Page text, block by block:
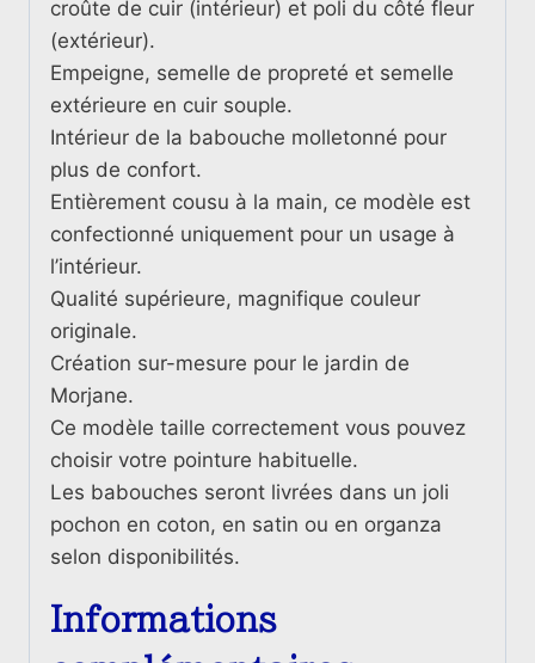
croûte de cuir (intérieur) et poli du côté fleur
(extérieur).
Empeigne, semelle de propreté et semelle
extérieure en cuir souple.
Intérieur de la babouche molletonné pour
plus de confort.
Entièrement cousu à la main, ce modèle est
confectionné uniquement pour un usage à
l’intérieur.
Qualité supérieure, magnifique couleur
originale.
Création sur-mesure pour le jardin de
Morjane.
Ce modèle taille correctement vous pouvez
choisir votre pointure habituelle.
Les babouches seront livrées dans un joli
pochon en coton, en satin ou en organza
selon disponibilités.
Informations